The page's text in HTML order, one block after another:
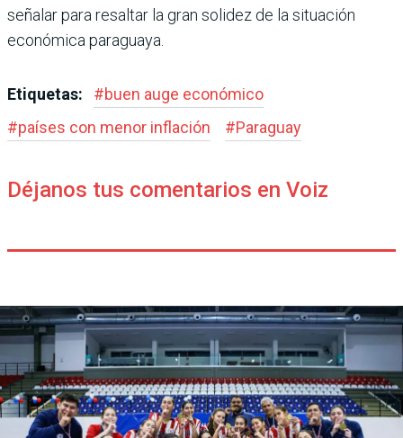
señalar para resaltar la gran solidez de la situación
económica paraguaya.
Etiquetas: #buen auge económico
#países con menor inflación #Paraguay
Déjanos tus comentarios en Voiz